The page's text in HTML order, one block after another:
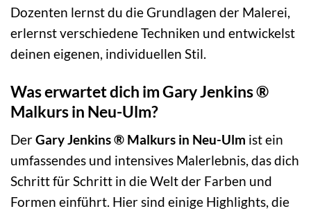
Dozenten lernst du die Grundlagen der Malerei,
erlernst verschiedene Techniken und entwickelst
deinen eigenen, individuellen Stil.
Was erwartet dich im Gary Jenkins ®
Malkurs in Neu-Ulm?
DerGary Jenkins ® Malkurs in Neu-Ulm ist ein
umfassendes und intensives Malerlebnis, das dich
Schritt für Schritt in die Welt der Farben und
Formen einführt. Hier sind einige Highlights, die